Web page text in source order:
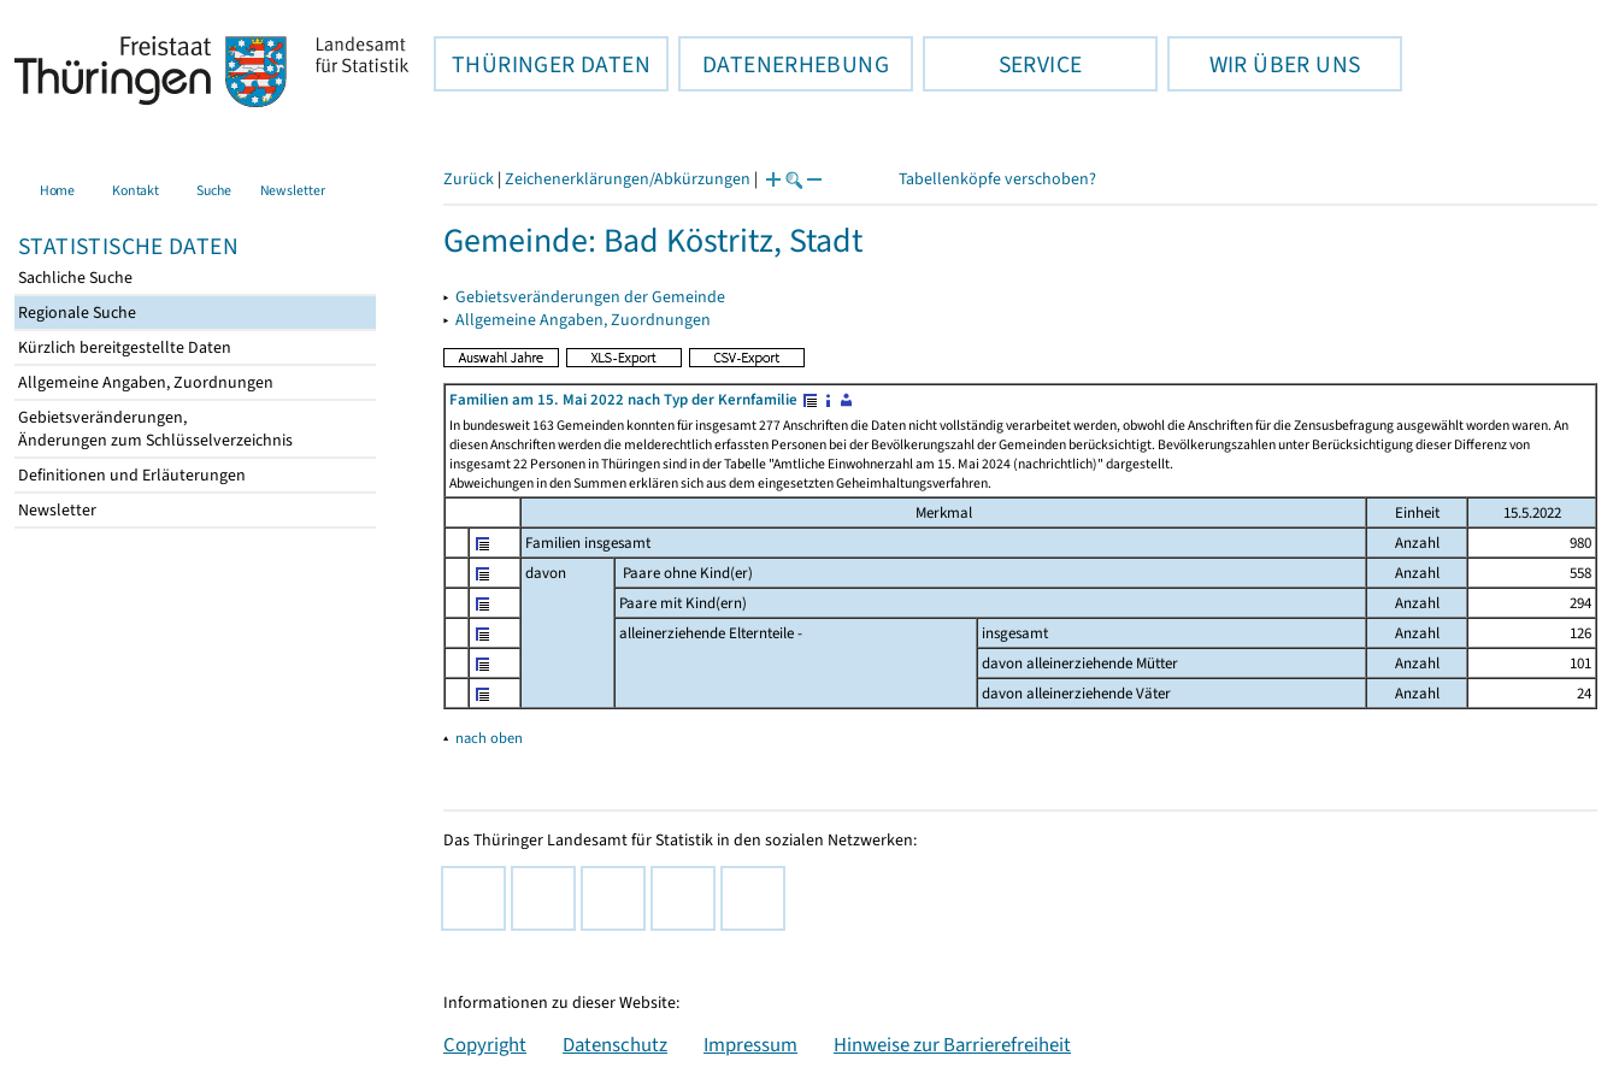
THÜRINGER DATEN DATENERHEBUNG SERVICE WIR ÜBER UNS
Home Kontakt Suche Newsletter
STATISTISCHE DATEN
Sachliche Suche
Regionale Suche
Kürzlich bereitgestellte Daten
Allgemeine Angaben, Zuordnungen
Gebietsveränderungen,
Änderungen zum Schlüsselverzeichnis
Definitionen und Erläuterungen
Newsletter
Zurück | Zeichenerklärungen/Abkürzungen | Tabellenköpfe verschoben?
Gemeinde: Bad Köstritz, Stadt
▸ Gebietsveränderungen der Gemeinde
▸ Allgemeine Angaben, Zuordnungen
Familien am 15. Mai 2022 nach Typ der Kernfamilie
In bundesweit 163 Gemeinden konnten für insgesamt 277 Anschriften die Daten nicht vollständig verarbeitet werden, obwohl die Anschriften für die Zensusbefragung ausgewählt worden waren. An
diesen Anschriften werden die melderechtlich erfassten Personen bei der Bevölkerungszahl der Gemeinden berücksichtigt. Bevölkerungszahlen unter Berücksichtigung dieser Differenz von
insgesamt 22 Personen in Thüringen sind in der Tabelle "Amtliche Einwohnerzahl am 15. Mai 2024 (nachrichtlich)" dargestellt.
Abweichungen in den Summen erklären sich aus dem eingesetzten Geheimhaltungsverfahren.
Merkmal Einheit
15.5.2022
Familien insgesamt
Anzahl
980
davon
Paare ohne Kind(er) Anzahl
558
Paare mit Kind(ern)
Anzahl
294
alleinerziehende Elternteile -
insgesamt Anzahl
126
davon alleinerziehende Mütter
Anzahl
101
davon alleinerziehende Väter
Anzahl 24
▴ nach oben
Das Thüringer Landesamt für Statistik in den sozialen Netzwerken:
Informationen zu dieser Website:
Copyright Datenschutz Impressum Hinweise zur Barrierefreiheit